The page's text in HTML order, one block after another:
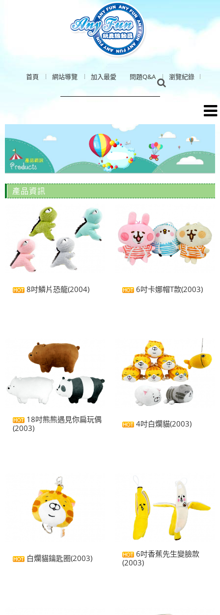
首頁 網站導覽 加入最愛 問題Q&A 瀏覽紀錄
產品資訊
8吋鱗片恐龍(2004) 6吋卡娜帽T款(2003)
18吋熊熊遇見你扁玩偶
(2003)
4吋白爛貓(2003)
白爛貓鑰匙圈(2003)
6吋香蕉先生變臉款
(2003)